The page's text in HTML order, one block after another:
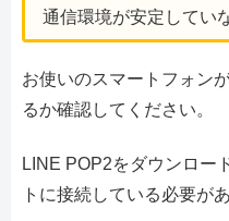
通信環境が安定してい
お使いのスマートフォン
るか確認してください。
LINE POP2をダウンロー
トに接続している必要が